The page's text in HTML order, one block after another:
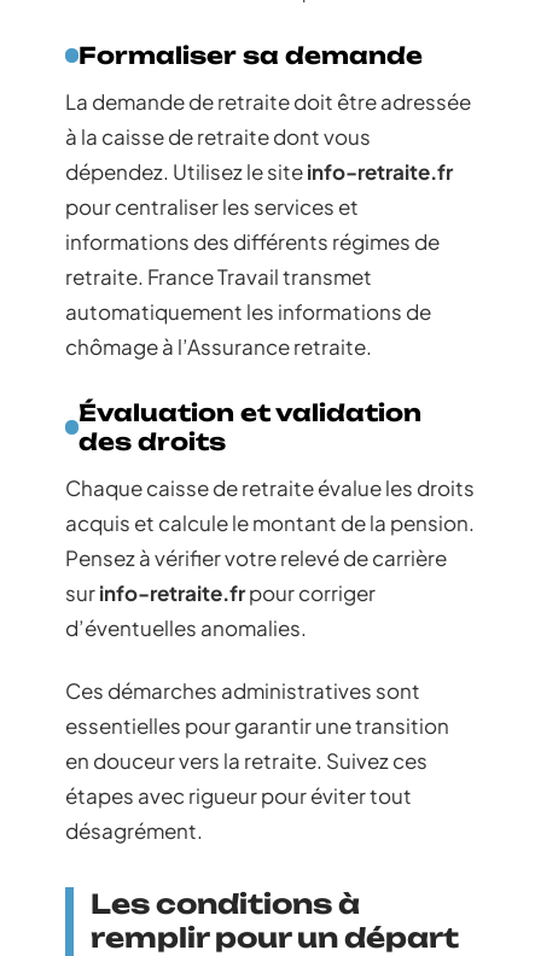
Formaliser sa demande
La demande de retraite doit être adressée
à la caisse de retraite dont vous
dépendez. Utilisez le siteinfo-retraite.fr
pour centraliser les services et
informations des différents régimes de
retraite. France Travail transmet
automatiquement les informations de
chômage à l’Assurance retraite.
Évaluation et validation
des droits
Chaque caisse de retraite évalue les droits
acquis et calcule le montant de la pension.
Pensez à vérifier votre relevé de carrière
surinfo-retraite.frpour corriger
d’éventuelles anomalies.
Ces démarches administratives sont
essentielles pour garantir une transition
en douceur vers la retraite. Suivez ces
étapes avec rigueur pour éviter tout
désagrément.
Les conditions à
remplir pour un départ